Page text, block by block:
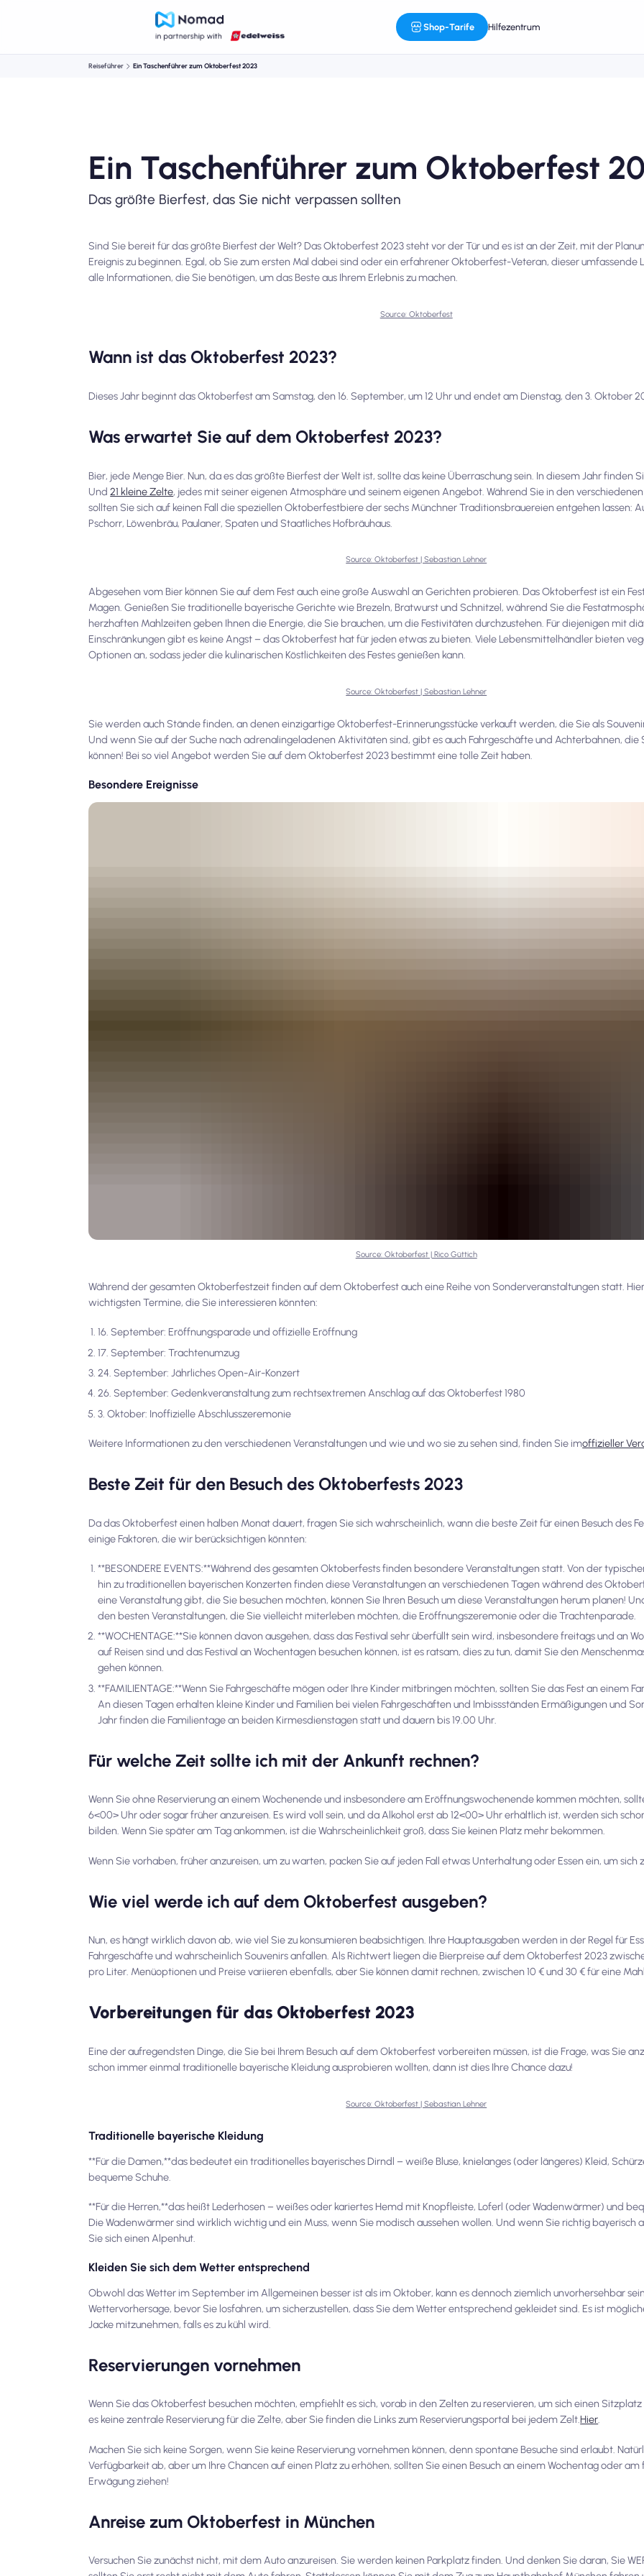
Shop-Tarife Hilfezentrum
Reiseführer Ein Taschenführer zum Oktoberfest 2023
Ein Taschenführer zum Oktoberfest
Das größte Bierfest, das Sie nicht verpassen sollten
Sind Sie bereit für das größte Bierfest der Welt? Das Oktoberfest 2023 steht vor der Tür und es ist an der Zeit, mit der
Ereignis zu beginnen. Egal, ob Sie zum ersten Mal dabei sind oder ein erfahrener Oktoberfest-Veteran, dieser umfassende
alle Informationen, die Sie benötigen, um das Beste aus Ihrem Erlebnis zu machen.
Source: Oktoberfest
Wann ist das Oktoberfest 2023?
Dieses Jahr beginnt das Oktoberfest am Samstag, den 16. September, um 12 Uhr und endet am Dienstag, den 3. Oktober
Was erwartet Sie auf dem Oktoberfest 2023?
Bier, jede Menge Bier. Nun, da es das größte Bierfest der Welt ist, sollte das keine Überraschung sein. In diesem Jahr finden
Und21 kleine Zelte, jedes mit seiner eigenen Atmosphäre und seinem eigenen Angebot. Während Sie in den
sollten Sie sich auf keinen Fall die speziellen Oktoberfestbiere der sechs Münchner Traditionsbrauereien entgehen lassen:
Pschorr, Löwenbräu, Paulaner, Spaten und Staatliches Hofbräuhaus.
Source: Oktoberfest | Sebastian Lehner
Abgesehen vom Bier können Sie auf dem Fest auch eine große Auswahl an Gerichten probieren. Das Oktoberfest ist ein
Magen. Genießen Sie traditionelle bayerische Gerichte wie Brezeln, Bratwurst und Schnitzel, während Sie die
herzhaften Mahlzeiten geben Ihnen die Energie, die Sie brauchen, um die Festivitäten durchzustehen. Für diejenigen mit
Einschränkungen gibt es keine Angst – das Oktoberfest hat für jeden etwas zu bieten. Viele Lebensmittelhändler bieten
Optionen an, sodass jeder die kulinarischen Köstlichkeiten des Festes genießen kann.
Source: Oktoberfest | Sebastian Lehner
Sie werden auch Stände finden, an denen einzigartige Oktoberfest-Erinnerungsstücke verkauft werden, die Sie als
Und wenn Sie auf der Suche nach adrenalingeladenen Aktivitäten sind, gibt es auch Fahrgeschäfte und Achterbahnen, die
können! Bei so viel Angebot werden Sie auf dem Oktoberfest 2023 bestimmt eine tolle Zeit haben.
Besondere Ereignisse
Source: Oktoberfest | Rico Güttich
Während der gesamten Oktoberfestzeit finden auf dem Oktoberfest auch eine Reihe von Sonderveranstaltungen statt.
wichtigsten Termine, die Sie interessieren könnten:
16. September: Eröffnungsparade und offizielle Eröffnung
17. September: Trachtenumzug
24. September: Jährliches Open-Air-Konzert
26. September: Gedenkveranstaltung zum rechtsextremen Anschlag auf das Oktoberfest 1980
3. Oktober: Inoffizielle Abschlusszeremonie
Weitere Informationen zu den verschiedenen Veranstaltungen und wie und wo sie zu sehen sind, finden Sie imoffizieller
Beste Zeit für den Besuch des Oktoberfests 2023
Da das Oktoberfest einen halben Monat dauert, fragen Sie sich wahrscheinlich, wann die beste Zeit für einen Besuch des
einige Faktoren, die wir berücksichtigen könnten:
**BESONDERE EVENTS:**Während des gesamten Oktoberfests finden besondere Veranstaltungen statt. Von der
hin zu traditionellen bayerischen Konzerten finden diese Veranstaltungen an verschiedenen Tagen während des
eine Veranstaltung gibt, die Sie besuchen möchten, können Sie Ihren Besuch um diese Veranstaltungen herum planen!
den besten Veranstaltungen, die Sie vielleicht miterleben möchten, die Eröffnungszeremonie oder die Trachtenparade.
**WOCHENTAGE:**Sie können davon ausgehen, dass das Festival sehr überfüllt sein wird, insbesondere freitags und an
auf Reisen sind und das Festival an Wochentagen besuchen können, ist es ratsam, dies zu tun, damit Sie den
gehen können.
**FAMILIENTAGE:**Wenn Sie Fahrgeschäfte mögen oder Ihre Kinder mitbringen möchten, sollten Sie das Fest an einem
An diesen Tagen erhalten kleine Kinder und Familien bei vielen Fahrgeschäften und Imbissständen Ermäßigungen und
Jahr finden die Familientage an beiden Kirmesdienstagen statt und dauern bis 19.00 Uhr.
Für welche Zeit sollte ich mit der Ankunft rechnen?
Wenn Sie ohne Reservierung an einem Wochenende und insbesondere am Eröffnungswochenende kommen möchten,
6<00> Uhr oder sogar früher anzureisen. Es wird voll sein, und da Alkohol erst ab 12<00> Uhr erhältlich ist, werden sich
bilden. Wenn Sie später am Tag ankommen, ist die Wahrscheinlichkeit groß, dass Sie keinen Platz mehr bekommen.
Wenn Sie vorhaben, früher anzureisen, um zu warten, packen Sie auf jeden Fall etwas Unterhaltung oder Essen ein, um sich
Wie viel werde ich auf dem Oktoberfest ausgeben?
Nun, es hängt wirklich davon ab, wie viel Sie zu konsumieren beabsichtigen. Ihre Hauptausgaben werden in der Regel für
Fahrgeschäfte und wahrscheinlich Souvenirs anfallen. Als Richtwert liegen die Bierpreise auf dem Oktoberfest 2023
pro Liter. Menüoptionen und Preise variieren ebenfalls, aber Sie können damit rechnen, zwischen 10 € und 30 € für eine
Vorbereitungen für das Oktoberfest 2023
Eine der aufregendsten Dinge, die Sie bei Ihrem Besuch auf dem Oktoberfest vorbereiten müssen, ist die Frage, was Sie
schon immer einmal traditionelle bayerische Kleidung ausprobieren wollten, dann ist dies Ihre Chance dazu!
Source: Oktoberfest | Sebastian Lehner
Traditionelle bayerische Kleidung
**Für die Damen,**das bedeutet ein traditionelles bayerisches Dirndl – weiße Bluse, knielanges (oder längeres) Kleid,
bequeme Schuhe.
**Für die Herren,**das heißt Lederhosen – weißes oder kariertes Hemd mit Knopfleiste, Loferl (oder Wadenwärmer) und
Die Wadenwärmer sind wirklich wichtig und ein Muss, wenn Sie modisch aussehen wollen. Und wenn Sie richtig bayerisch
Sie sich einen Alpenhut.
Kleiden Sie sich dem Wetter entsprechend
Obwohl das Wetter im September im Allgemeinen besser ist als im Oktober, kann es dennoch ziemlich unvorhersehbar
Wettervorhersage, bevor Sie losfahren, um sicherzustellen, dass Sie dem Wetter entsprechend gekleidet sind. Es ist
Jacke mitzunehmen, falls es zu kühl wird.
Reservierungen vornehmen
Wenn Sie das Oktoberfest besuchen möchten, empfiehlt es sich, vorab in den Zelten zu reservieren, um sich einen
es keine zentrale Reservierung für die Zelte, aber Sie finden die Links zum Reservierungsportal bei jedem Zelt.Hier.
Machen Sie sich keine Sorgen, wenn Sie keine Reservierung vornehmen können, denn spontane Besuche sind erlaubt.
Verfügbarkeit ab, aber um Ihre Chancen auf einen Platz zu erhöhen, sollten Sie einen Besuch an einem Wochentag oder
Erwägung ziehen!
Anreise zum Oktoberfest in München
Versuchen Sie zunächst nicht, mit dem Auto anzureisen. Sie werden keinen Parkplatz finden. Und denken Sie daran, Sie